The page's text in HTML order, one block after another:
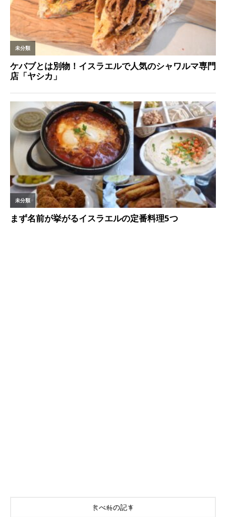
食べ物の記事